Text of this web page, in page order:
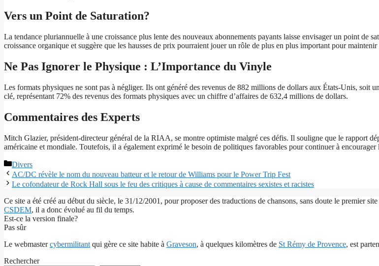
Vers un Point de Saturation?
La tendance pluriannuelle à une croissance plus lente des nouveaux abonnements payants laisse envisager un point de
croissance organique et suggère que les hausses de prix pourraient jouer un rôle de plus en plus important pour maintenir
Ne Pas Ignorer le Physique : L’Importance du Vinyle
Les formats physiques ne sont pas à négliger. Ils ont généré des revenus de 882 millions de dollars aux États-Unis, soit
clé, représentant 72% des revenus des formats physiques avec un chiffre d’affaires de 632,4 millions de dollars.
Commentaires des Experts
Mitch Glazier, président-directeur général de la RIAA, se montre optimiste malgré ces défis. Il souligne que le rapport
américaine et mondiale. Toutefois, il a également exprimé le besoin de politiques favorables pour continuer à
Catégories
Divers
AC/DC révèle le nom du nouveau batteur et le retour de Williams pour le Power Trip Fest
Le cofondateur de Rock Hall sous le feu des critiques à cause de commentaires sexistes et racistes
Ce site a été créé au début du siècle, le 31/12/2001, pour proposer des traductions de chansons, sans doute le premier
CSDEM, il a donc évolué au fil du temps.
Est-ce la version finale?
Pas sûr
Le webmastercybermilitant qui gère ce site habite à Graveson, à quelques kilomètres de St Rémy de Provence, est
Rechercher